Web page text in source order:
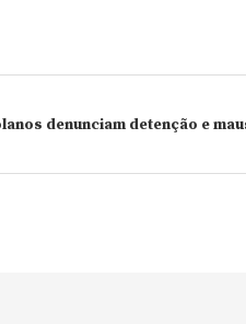
denunciam detenção e